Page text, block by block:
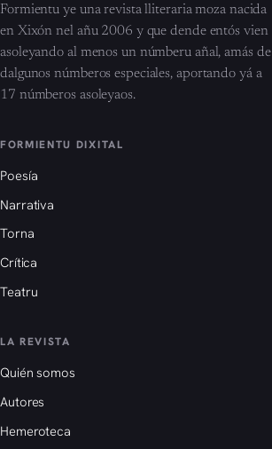
Formientu ye una revista lliteraria moza nacida
en Xixón nel añu 2006 y que dende entós vien
asoleyando al menos un númberu añal, amás de
dalgunos númberos especiales, aportando yá a
17 númberos asoleyaos.
FORMIENTU DIXITAL
Poesía
Narrativa
Torna
Crítica
Teatru
LA REVISTA
Quién somos
Autores
Hemeroteca